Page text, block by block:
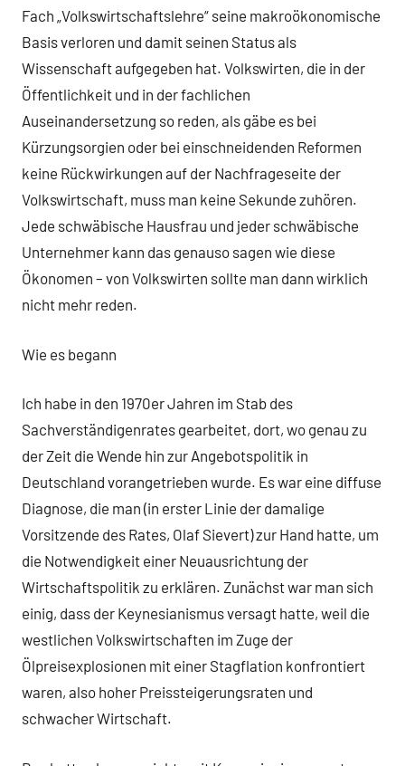
Fach „Volkswirtschaftslehre“ seine makroökonomische
Basis verloren und damit seinen Status als
Wissenschaft aufgegeben hat. Volkswirten, die in der
Öffentlichkeit und in der fachlichen
Auseinandersetzung so reden, als gäbe es bei
Kürzungsorgien oder bei einschneidenden Reformen
keine Rückwirkungen auf der Nachfrageseite der
Volkswirtschaft, muss man keine Sekunde zuhören.
Jede schwäbische Hausfrau und jeder schwäbische
Unternehmer kann das genauso sagen wie diese
Ökonomen – von Volkswirten sollte man dann wirklich
nicht mehr reden.
Wie es begann
Ich habe in den 1970er Jahren im Stab des
Sachverständigenrates gearbeitet, dort, wo genau zu
der Zeit die Wende hin zur Angebotspolitik in
Deutschland vorangetrieben wurde. Es war eine diffuse
Diagnose, die man (in erster Linie der damalige
Vorsitzende des Rates, Olaf Sievert) zur Hand hatte, um
die Notwendigkeit einer Neuausrichtung der
Wirtschaftspolitik zu erklären. Zunächst war man sich
einig, dass der Keynesianismus versagt hatte, weil die
westlichen Volkswirtschaften im Zuge der
Ölpreisexplosionen mit einer Stagflation konfrontiert
waren, also hoher Preissteigerungsraten und
schwacher Wirtschaft.